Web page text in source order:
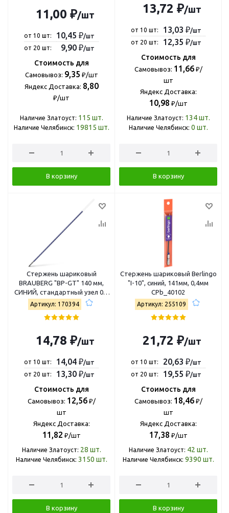
11,00 ₽/шт
от 10 шт: 10,45 ₽/шт
от 20 шт:
9,90 ₽/шт
Стоимость для
Самовывоз: 9,35 ₽/шт
Яндекс Доставка: 8,80
₽/шт
Наличие Златоуст: 115 шт.
Наличие Челябинск: 19815 шт.
В корзину
13,72 ₽/шт
от 10 шт: 13,03 ₽/шт
от 20 шт:
12,35 ₽/шт
Стоимость для
Самовывоз: 11,66₽/
шт
Яндекс Доставка:
10,98 ₽/шт
Наличие Златоуст: 134 шт.
Наличие Челябинск: 0 шт.
В корзину
Стержень шариковый
BRAUBERG "BP-GT" 140 мм,
СИНИЙ, стандартный узел 0,7
мм, линия письма 0,35 мм,
170394
Артикул: 170394
14,78 ₽/шт
от 10 шт: 14,04 ₽/шт
от 20 шт:
13,30 ₽/шт
Стоимость для
Самовывоз: 12,56₽/
шт
Яндекс Доставка:
11,82 ₽/шт
Наличие Златоуст: 28 шт.
Наличие Челябинск: 3150 шт.
В корзину
Стержень шариковый Berlingo
"I-10", синий, 141мм, 0,4мм
CPb_40102
Артикул: 255109
21,72 ₽/шт
от 10 шт: 20,63 ₽/шт
от 20 шт:
19,55 ₽/шт
Стоимость для
Самовывоз: 18,46₽/
шт
Яндекс Доставка:
17,38 ₽/шт
Наличие Златоуст: 42 шт.
Наличие Челябинск: 9390 шт.
В корзину